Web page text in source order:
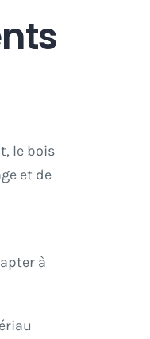
le bois
et de
à